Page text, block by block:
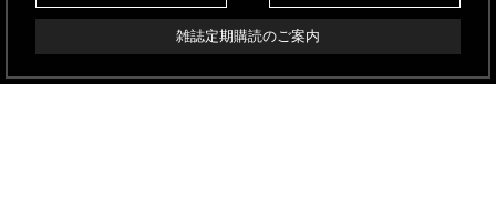
雑誌定期購読のご案内